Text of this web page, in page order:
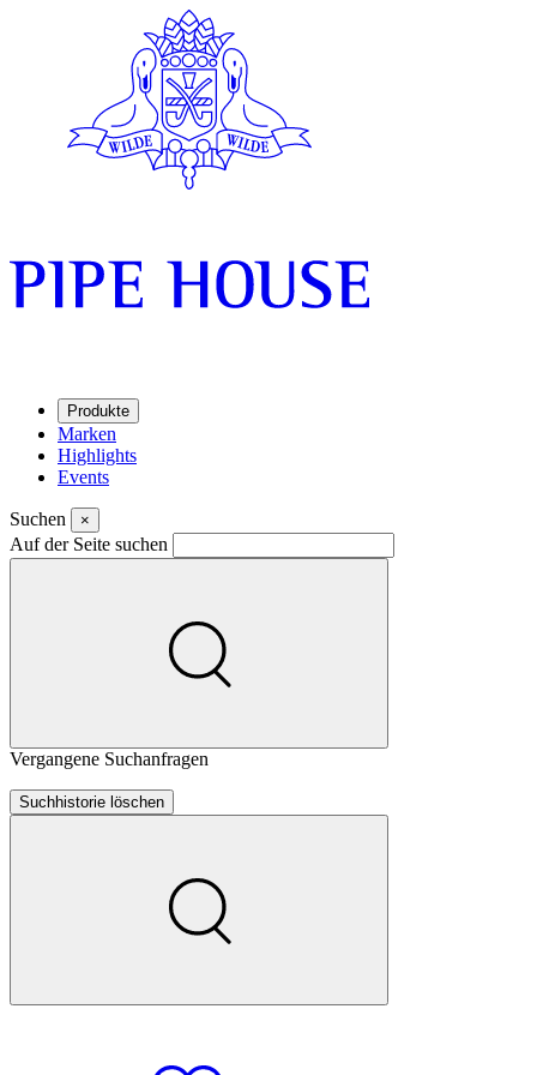
Produkte
Marken
Highlights
Events
Suchen ×
Auf der Seite suchen
Vergangene Suchanfragen
Suchhistorie löschen